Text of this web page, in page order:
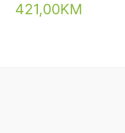
421,00KM